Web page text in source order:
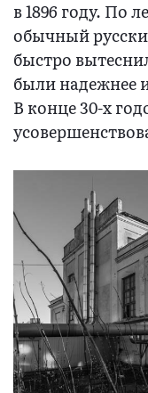
в 1896 году. По
обычный
быстро
были надежнее
В конце 30-х